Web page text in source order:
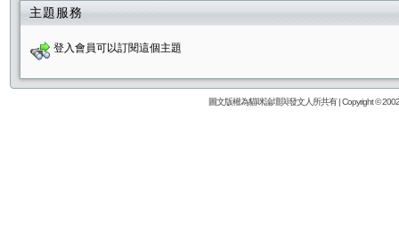
主題服務
登入會員可以訂閱這個主題
圖文版權為貓咪論壇與發文人所共有 | Copyright ©